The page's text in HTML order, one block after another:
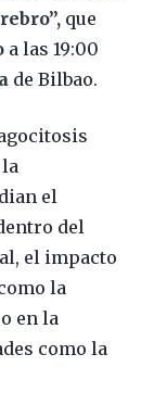
que
a las 19:00
de Bilbao.
el
del
el impacto
la
en la
como la